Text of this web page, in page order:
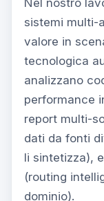
sistemi multi-
valore in
tecnologica
analizzano
performance
report multi-
dati da fonti
li sintetizza),
(routing
dominio).